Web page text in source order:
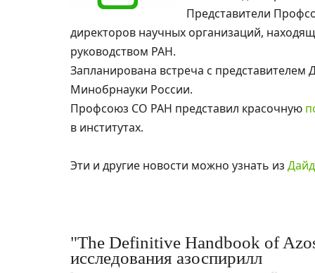
Представители
директоров научных организаций,
руководством РАН.
Запланирована встреча с
Минобрнауки России.
Профсоюз СО РАН представил красочную
в институтах.
Эти и другие новости можно узнать из
"The Definitive Handbook of
исследования азоспирилл